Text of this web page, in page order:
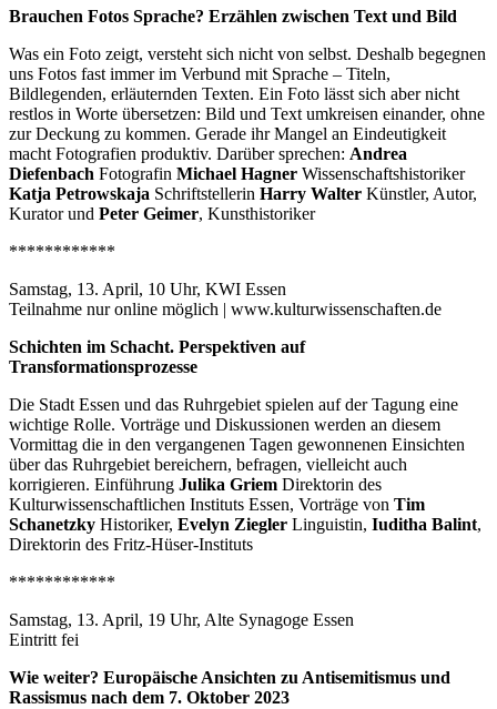
Brauchen Fotos Sprache? Erzählen zwischen Text und Bild
Was ein Foto zeigt, versteht sich nicht von selbst. Deshalb begegnen
uns Fotos fast immer im Verbund mit Sprache – Titeln,
Bildlegenden, erläuternden Texten. Ein Foto lässt sich aber nicht
restlos in Worte übersetzen: Bild und Text umkreisen einander, ohne
zur Deckung zu kommen. Gerade ihr Mangel an Eindeutigkeit
macht Fotografien produktiv. Darüber sprechen: Andrea
Diefenbach Fotografin Michael Hagner Wissenschaftshistoriker
Katja Petrowskaja Schriftstellerin Harry Walter Künstler, Autor,
Kurator und Peter Geimer, Kunsthistoriker
************
Samstag, 13. April, 10 Uhr, KWI Essen
Teilnahme nur online möglich | www.kulturwissenschaften.de
Schichten im Schacht. Perspektiven auf
Transformationsprozesse
Die Stadt Essen und das Ruhrgebiet spielen auf der Tagung eine
wichtige Rolle. Vorträge und Diskussionen werden an diesem
Vormittag die in den vergangenen Tagen gewonnenen Einsichten
über das Ruhrgebiet bereichern, befragen, vielleicht auch
korrigieren. Einführung Julika Griem Direktorin des
Kulturwissenschaftlichen Instituts Essen, Vorträge von Tim
Schanetzky Historiker, Evelyn Ziegler Linguistin, Iuditha Balint,
Direktorin des Fritz-Hüser-Instituts
************
Samstag, 13. April, 19 Uhr, Alte Synagoge Essen
Eintritt fei
Wie weiter? Europäische Ansichten zu Antisemitismus und
Rassismus nach dem 7. Oktober 2023